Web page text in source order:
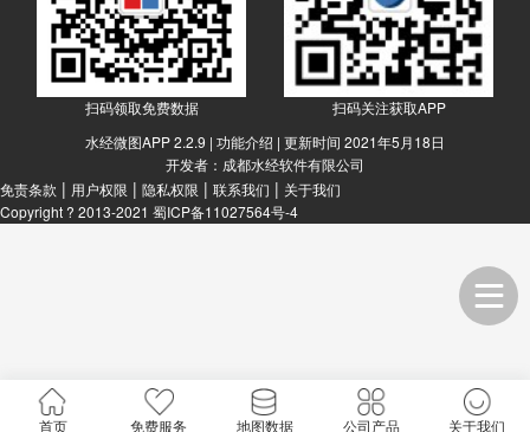
扫码领取免费数据
扫码关注获取APP
水经微图APP 2.2.9 | 功能介绍 | 更新时间 2021年5月18日
开发者：成都水经软件有限公司
免责条款 | 用户权限 | 隐私权限 | 联系我们 | 关于我们
Copyright ? 2013-2021 蜀ICP备11027564号-4
首页 免费服务 地图数据 公司产品 关于我们